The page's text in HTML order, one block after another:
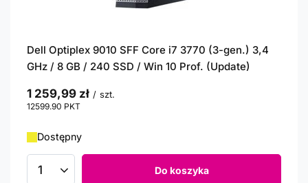
Dell Optiplex 9010 SFF Core i7 3770 (3-gen.) 3,4
GHz / 8 GB / 240 SSD / Win 10 Prof. (Update)
1 259,99 zł / szt.
12599.90 PKT
Dostępny
Ilość produktów Do koszyka